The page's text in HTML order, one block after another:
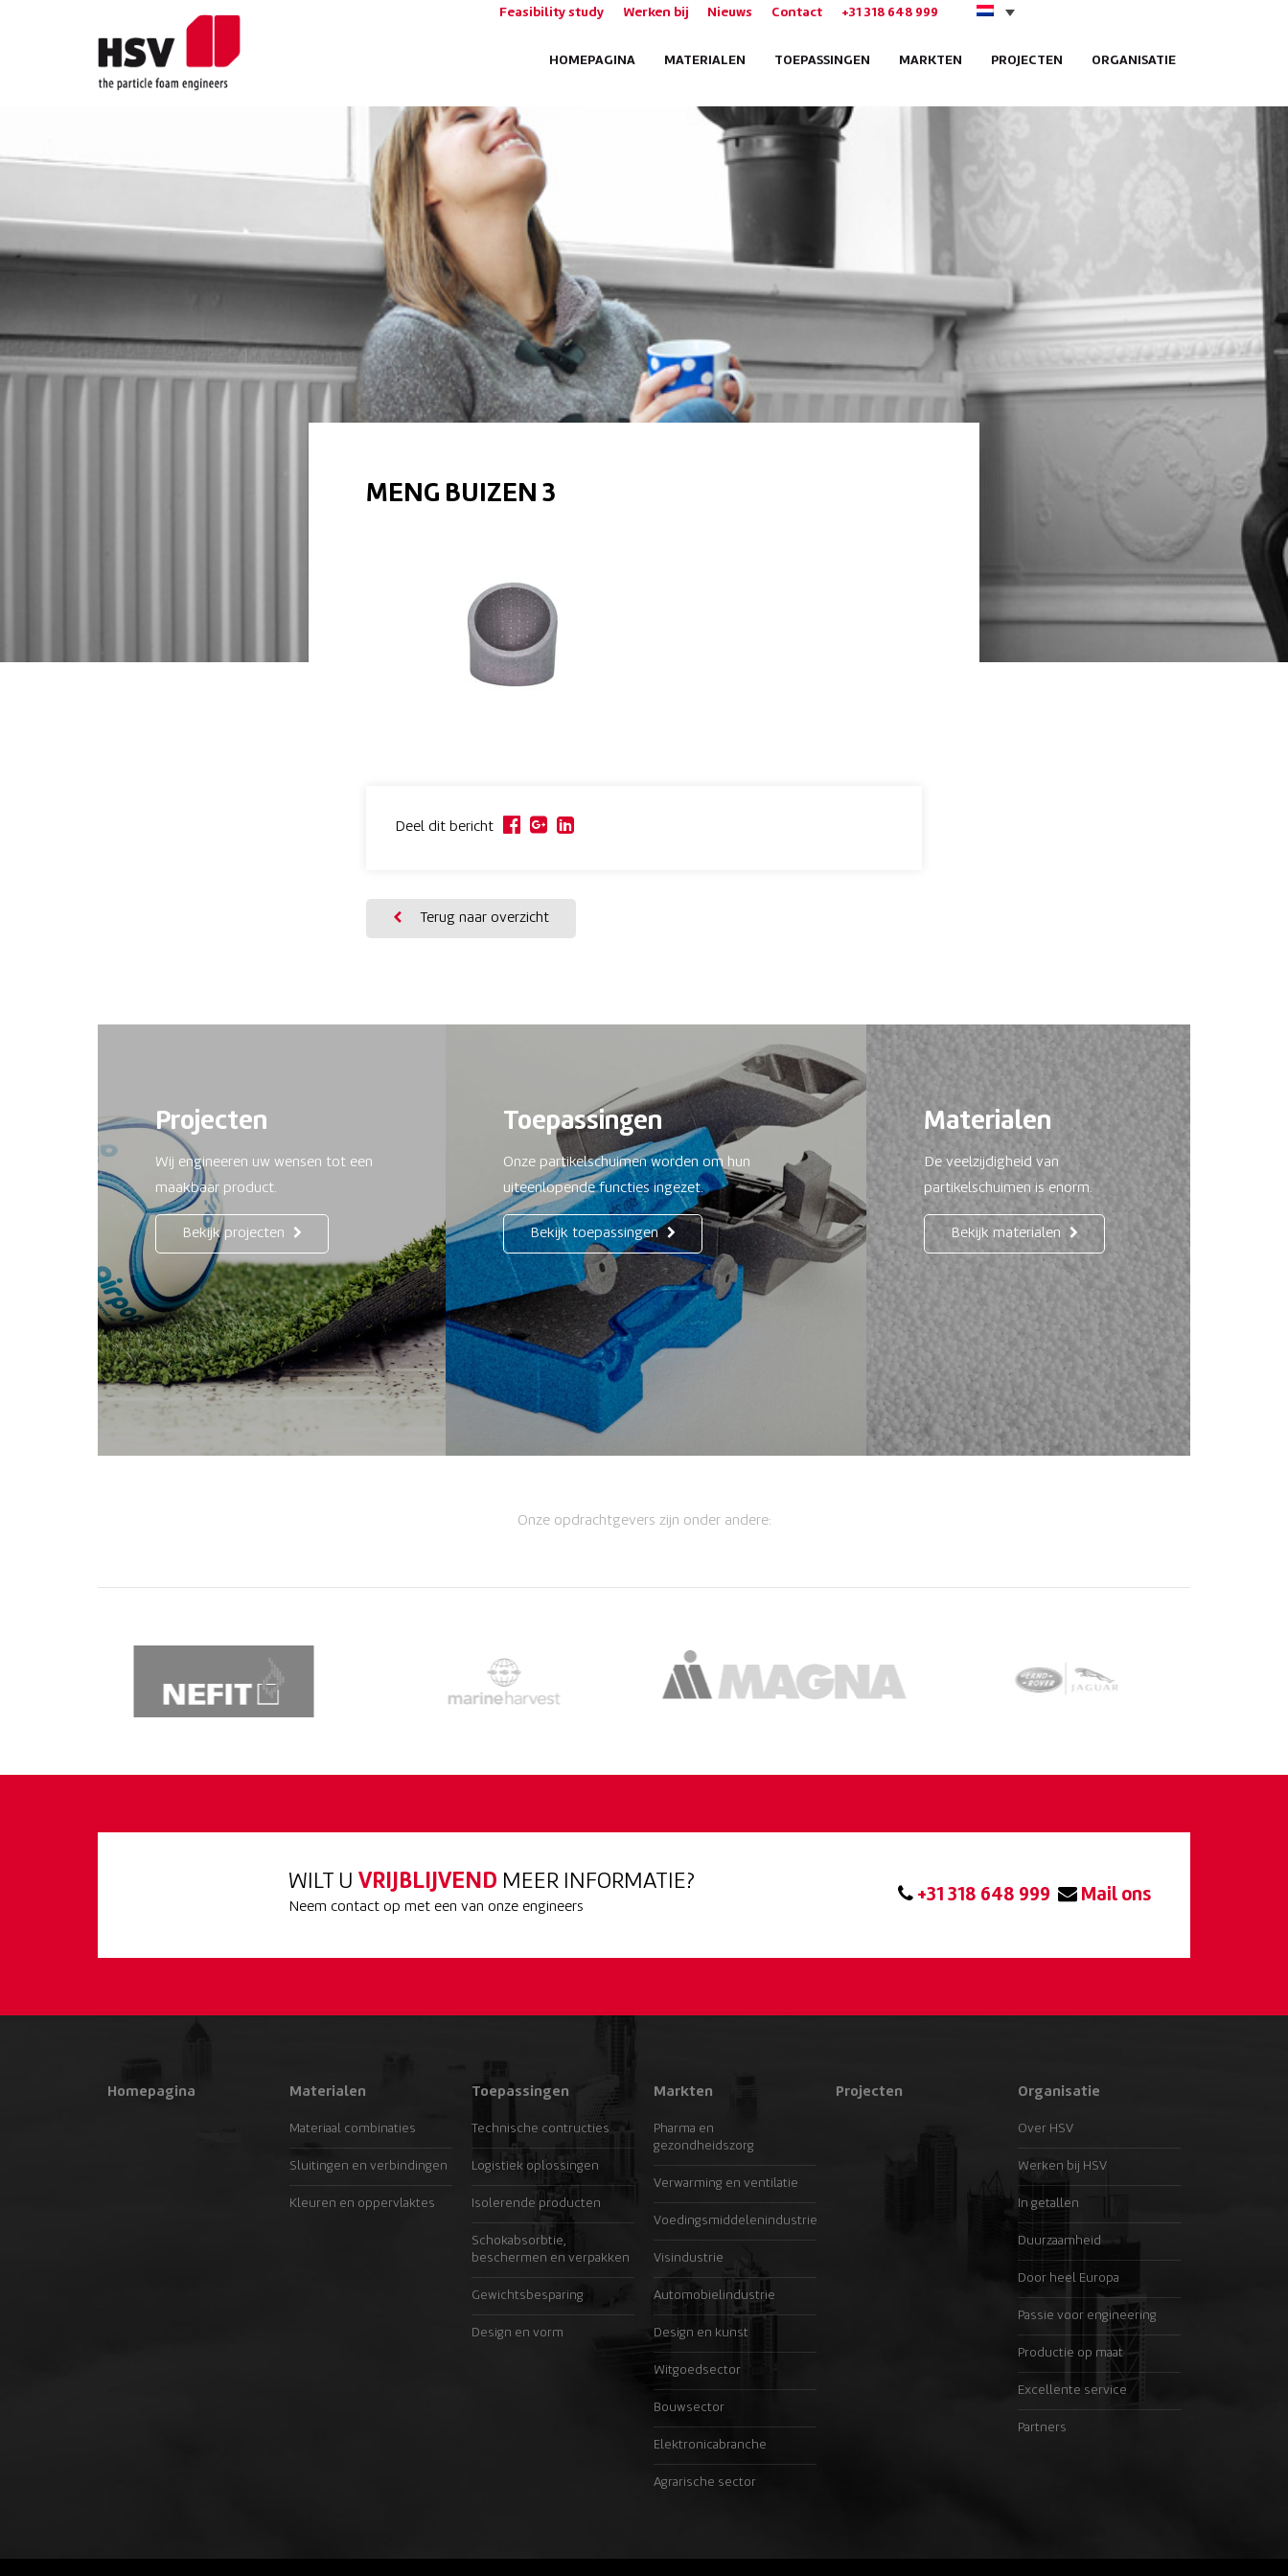
Feasibility study Werken bij Nieuws Contact +31 318 648 999
HOMEPAGINA MATERIALEN TOEPASSINGEN MARKTEN PROJECTEN ORGANISATIE
MENG BUIZEN 3
Deel dit bericht
Terug naar overzicht
Projecten
Wij engineeren uw wensen tot een
maakbaar product.
Bekijk projecten
Toepassingen
Onze partikelschuimen worden om hun
uiteenlopende functies ingezet.
Bekijk toepassingen
Materialen
De veelzijdigheid van
partikelschuimen is enorm.
Bekijk materialen
Onze opdrachtgevers zijn onder andere:
WILT U VRIJBLIJVEND MEER INFORMATIE?
Neem contact op met een van onze engineers
+31 318 648 999 Mail ons
Homepagina Materialen
Materiaal combinaties
Sluitingen en verbindingen
Kleuren en oppervlaktes
Toepassingen
Technische contructies
Logistiek oplossingen
Isolerende producten
Schokabsorbtie,
beschermen en verpakken
Gewichtsbesparing
Design en vorm
Markten
Pharma en
gezondheidszorg
Verwarming en ventilatie
Voedingsmiddelenindustrie
Visindustrie
Automobielindustrie
Design en kunst
Witgoedsector
Bouwsector
Elektronicabranche
Agrarische sector
Projecten Organisatie
Over HSV
Werken bij HSV
In getallen
Duurzaamheid
Door heel Europa
Passie voor engineering
Productie op maat
Excellente service
Partners